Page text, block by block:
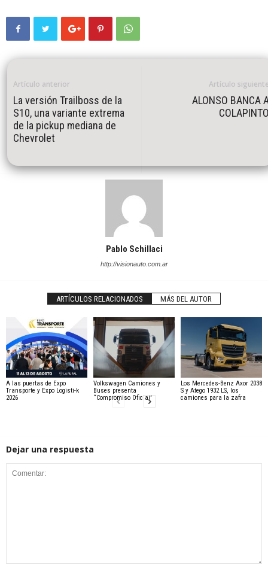
Artículo anterior
La versión Trailboss de la
S10, una variante extrema
de la pickup mediana de
Chevrolet
Artículo
ALONSO BANCA
Pablo Schillaci
http://visionauto.com.ar
ARTÍCULOS RELACIONADOS MÁS DEL AUTOR
A las puertas de Expo
Transporte y Expo Logisti-k
2026
Volkswagen Camiones y
Buses presenta
“Compromiso Oficial”
Los Mercedes-Benz Axor 2038
S y Atego 1932 LS, los
camiones para la zafra
Dejar una respuesta